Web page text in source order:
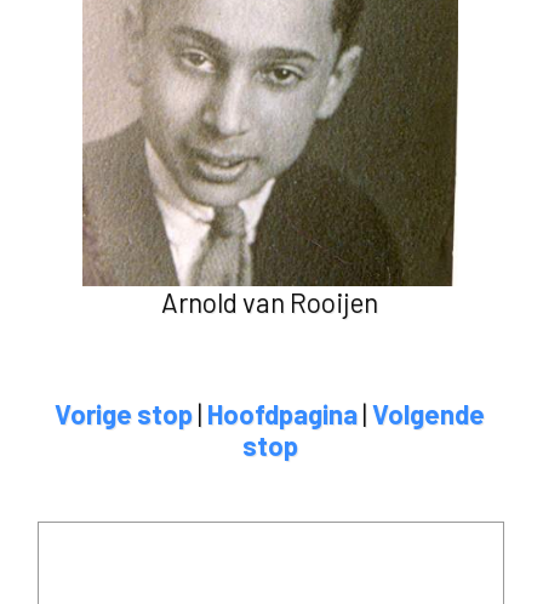
Arnold van Rooijen
Vorige stop| Hoofdpagina|Volgende
stop